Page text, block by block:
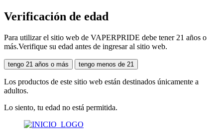
Verificación de edad
Para utilizar el sitio web de VAPERPRIDE debe tener 21 años o
más.Verifique su edad antes de ingresar al sitio web.
tengo 21 años o más tengo menos de 21
Los productos de este sitio web están destinados únicamente a
adultos.
Lo siento, tu edad no está permitida.